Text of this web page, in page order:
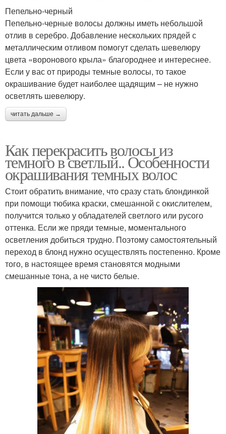
Пепельно-черный
Пепельно-черные волосы должны иметь небольшой
отлив в серебро. Добавление нескольких прядей с
металлическим отливом помогут сделать шевелюру
цвета «воронового крыла» благороднее и интереснее.
Если у вас от природы темные волосы, то такое
окрашивание будет наиболее щадящим – не нужно
осветлять шевелюру.
читать дальше →
Как перекрасить волосы из
темного в светлый.. Особенности
окрашивания темных волос
Стоит обратить внимание, что сразу стать блондинкой
при помощи тюбика краски, смешанной с окислителем,
получится только у обладателей светлого или русого
оттенка. Если же пряди темные, моментального
осветления добиться трудно. Поэтому самостоятельный
переход в блонд нужно осуществлять постепенно. Кроме
того, в настоящее время становятся модными
смешанные тона, а не чисто белые.